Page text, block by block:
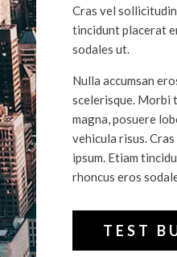
Cras vel
tincidunt placerat
sodales ut.
Nulla accumsan
scelerisque. Morbi
magna, posuere
vehicula risus.
ipsum. Etiam
rhoncus eros
TEST